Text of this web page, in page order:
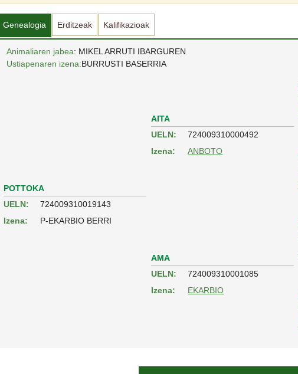
Genealogia Erditzeak Kalifikazioak
Animaliaren jabea: MIKEL ARRUTI IBARGUREN
Ustiapenaren izena:BURRUSTI BASERRIA
POTTOKA
UELN:
724009310019143
Izena:
P-EKARBIO BERRI
AITA
UELN:
724009310000492
Izena:
ANBOTO
AMA
UELN:
724009310001085
Izena:
EKARBIO